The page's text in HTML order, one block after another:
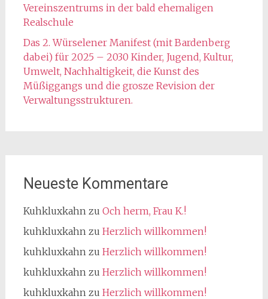
Vereinszentrums in der bald ehemaligen
Realschule
Das 2. Würselener Manifest (mit Bardenberg
dabei) für 2025 – 2030 Kinder, Jugend, Kultur,
Umwelt, Nachhaltigkeit, die Kunst des
Müßiggangs und die grosze Revision der
Verwaltungsstrukturen.
Neueste Kommentare
Kuhkluxkahn zu Och herm, Frau K.!
kuhkluxkahn zu Herzlich willkommen!
kuhkluxkahn zu Herzlich willkommen!
kuhkluxkahn zu Herzlich willkommen!
kuhkluxkahn zu Herzlich willkommen!